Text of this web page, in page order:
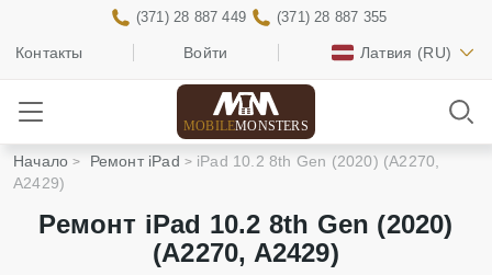
Контакты Войти Латвия (RU)
(371) 28 887 449 (371) 28 887 355
MOBILEMONSTERS
Начало Ремонт iPad
iPad 10.2 8th Gen (2020) (A2270,
A2429)
Ремонт iPad 10.2 8th Gen (2020)
(A2270, A2429)